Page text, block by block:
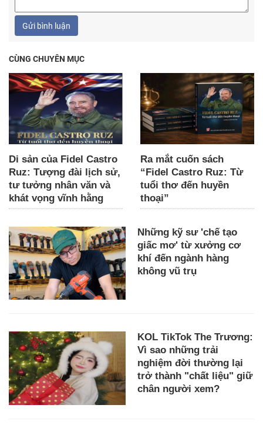
Gửi bình luận
CÙNG CHUYÊN MỤC
Di sản của Fidel Castro
Ruz: Tượng đài lịch sử,
tư tưởng nhân văn và
khát vọng vĩnh hằng
Ra mắt cuốn sách
“Fidel Castro Ruz: Từ
tuổi thơ đến huyền
thoại”
Những kỹ sư 'chế tạo
giấc mơ' từ xưởng cơ
khí đến ngành hàng
không vũ trụ
KOL TikTok The Trương:
Vì sao những trải
nghiệm đời thường lại
trở thành "chất liệu" giữ
chân người xem?